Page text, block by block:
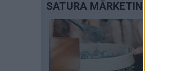
SATURA MĀRKETINGS